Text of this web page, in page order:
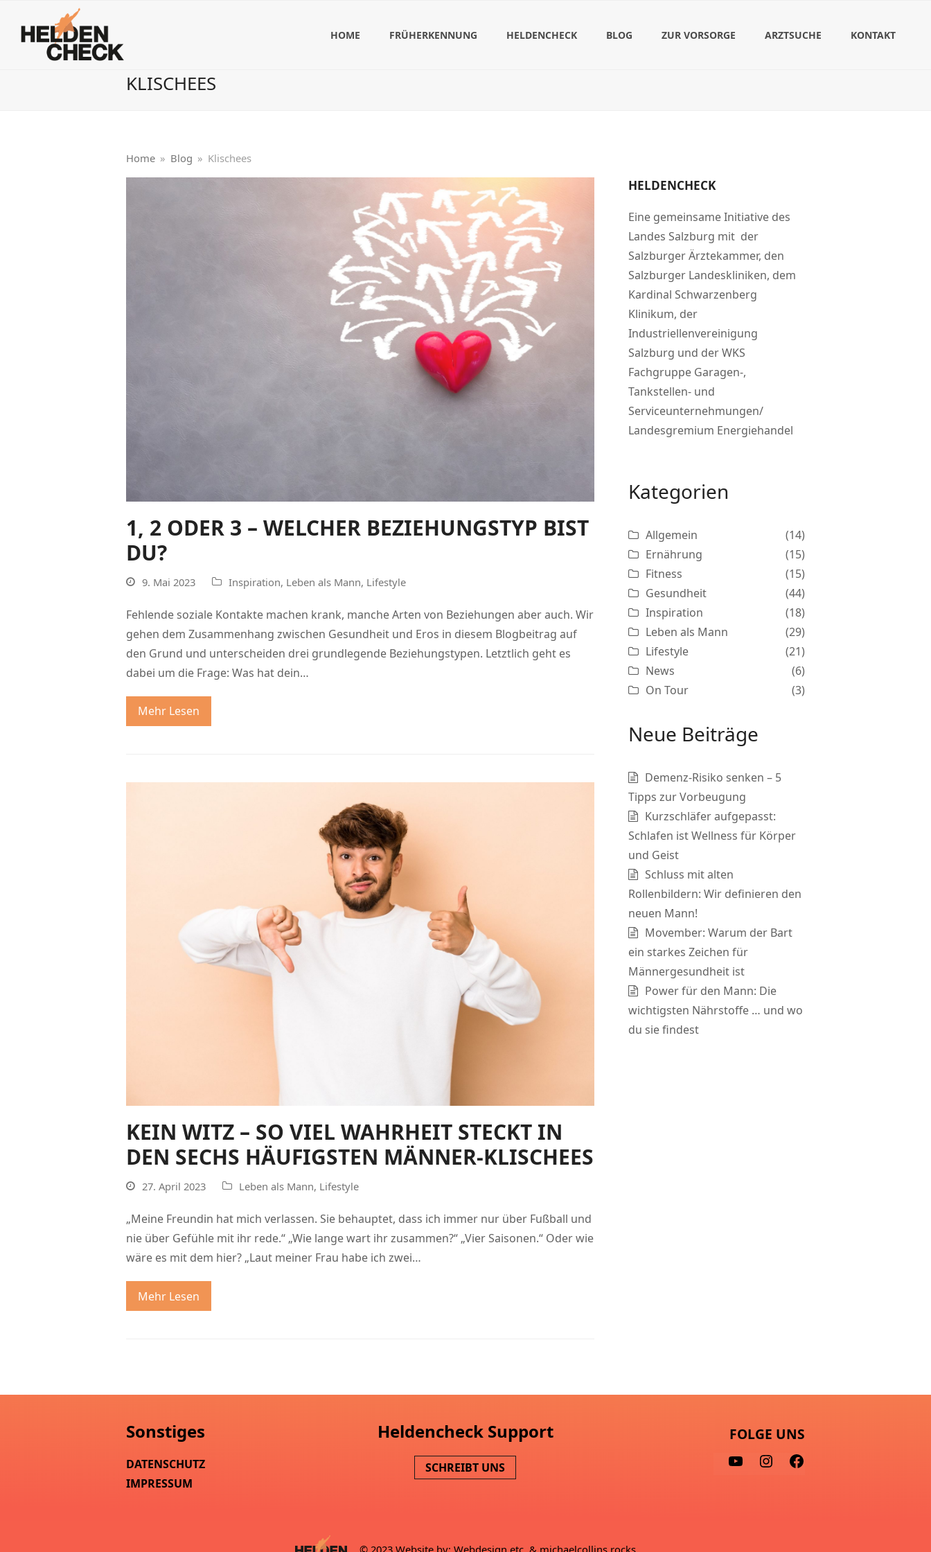
HOME FRÜHERKENNUNG HELDENCHECK BLOG ZUR VORSORGE ARZTSUCHE KONTAKT
KLISCHEES
Home » Blog » Klischees
1, 2 ODER 3 – WELCHER BEZIEHUNGSTYP BIST
DU?
9. Mai 2023 Inspiration, Leben als Mann, Lifestyle
Fehlende soziale Kontakte machen krank, manche Arten von Beziehungen aber auch. Wir
gehen dem Zusammenhang zwischen Gesundheit und Eros in diesem Blogbeitrag auf
den Grund und unterscheiden drei grundlegende Beziehungstypen. Letztlich geht es
dabei um die Frage: Was hat dein…
Mehr Lesen
KEIN WITZ – SO VIEL WAHRHEIT STECKT IN
DEN SECHS HÄUFIGSTEN MÄNNER-KLISCHEES
27. April 2023 Leben als Mann, Lifestyle
„Meine Freundin hat mich verlassen. Sie behauptet, dass ich immer nur über Fußball und
nie über Gefühle mit ihr rede.“ „Wie lange wart ihr zusammen?“ „Vier Saisonen.“ Oder wie
wäre es mit dem hier? „Laut meiner Frau habe ich zwei…
Mehr Lesen
HELDENCHECK
Eine gemeinsame Initiative des
Landes Salzburg mit der
Salzburger Ärztekammer, den
Salzburger Landeskliniken, dem
Kardinal Schwarzenberg
Klinikum, der
Industriellenvereinigung
Salzburg und der WKS
Fachgruppe Garagen-,
Tankstellen- und
Serviceunternehmungen/
Landesgremium Energiehandel
Kategorien
Allgemein
(14)
Ernährung
(15)
Fitness
(15)
Gesundheit
(44)
Inspiration
(18)
Leben als Mann
(29)
Lifestyle
(21)
News
(6)
On Tour
(3)
Neue Beiträge
Demenz-Risiko senken – 5
Tipps zur Vorbeugung
Kurzschläfer aufgepasst:
Schlafen ist Wellness für Körper
und Geist
Schluss mit alten
Rollenbildern: Wir definieren den
neuen Mann!
Movember: Warum der Bart
ein starkes Zeichen für
Männergesundheit ist
Power für den Mann: Die
wichtigsten Nährstoffe … und wo
du sie findest
Sonstiges
DATENSCHUTZ
IMPRESSUM
Heldencheck Support
SCHREIBT UNS
FOLGE UNS